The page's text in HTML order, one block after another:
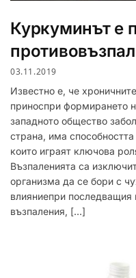
Куркуминът е
03.11.2019
Известно е, че
приноспри формирането
западното общество
страна, има
които играят ключова
Възпаленията са
организма да се бори с
влияниепри последващия
възпаления, […]